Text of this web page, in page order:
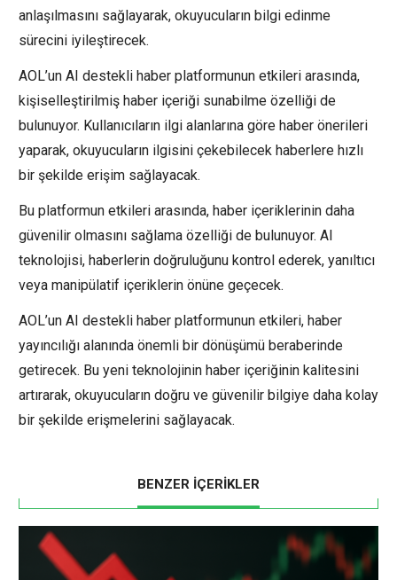
anlaşılmasını sağlayarak, okuyucuların bilgi edinme
sürecini iyileştirecek.
AOL’un AI destekli haber platformunun etkileri arasında,
kişiselleştirilmiş haber içeriği sunabilme özelliği de
bulunuyor. Kullanıcıların ilgi alanlarına göre haber önerileri
yaparak, okuyucuların ilgisini çekebilecek haberlere hızlı
bir şekilde erişim sağlayacak.
Bu platformun etkileri arasında, haber içeriklerinin daha
güvenilir olmasını sağlama özelliği de bulunuyor. AI
teknolojisi, haberlerin doğruluğunu kontrol ederek, yanıltıcı
veya manipülatif içeriklerin önüne geçecek.
AOL’un AI destekli haber platformunun etkileri, haber
yayıncılığı alanında önemli bir dönüşümü beraberinde
getirecek. Bu yeni teknolojinin haber içeriğinin kalitesini
artırarak, okuyucuların doğru ve güvenilir bilgiye daha kolay
bir şekilde erişmelerini sağlayacak.
BENZER İÇERİKLER